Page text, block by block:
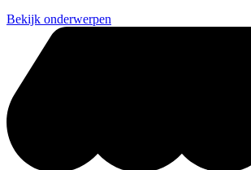
Bekijk onderwerpen